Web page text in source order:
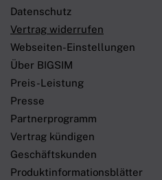
Datenschutz
Vertrag widerrufen
Webseiten-Einstellungen
Über BIGSIM
Preis-Leistung
Presse
Partnerprogramm
Vertrag kündigen
Geschäftskunden
Produktinformationsblätter